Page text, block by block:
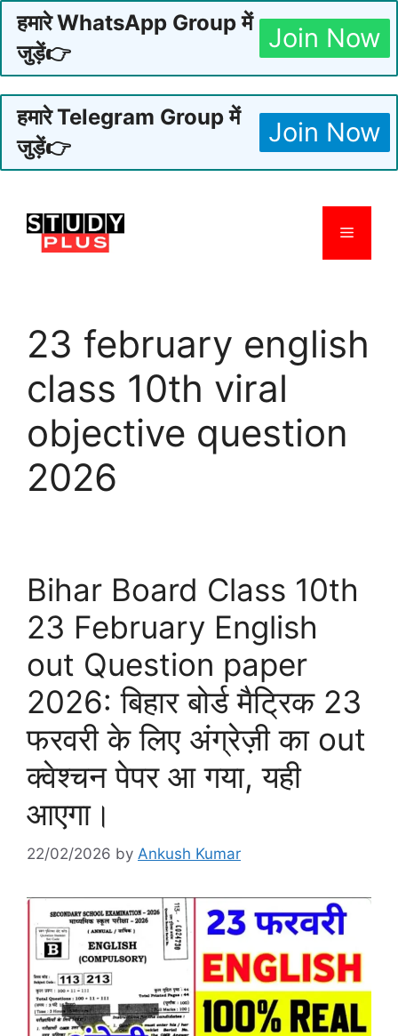
हमारे WhatsApp Group में
जुड़ें👉
Join Now
हमारे Telegram Group में
जुड़ें👉
Join Now
content
Menu
23 february english
class 10th viral
objective question
2026
Bihar Board Class 10th
23 February English
out Question paper
2026: बिहार बोर्ड मैट्रिक 23
फरवरी के लिए अंग्रेज़ी का out
क्वेश्चन पेपर आ गया, यही
आएगा।
22/02/2026 by Ankush Kumar